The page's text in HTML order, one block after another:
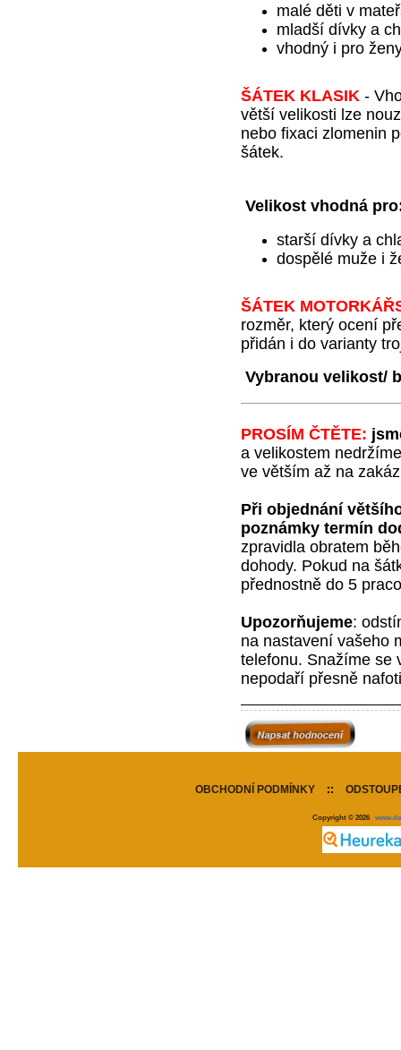
malé děti v
mladší dívky a
vhodný i pro
ŠÁTEK KLASIK -
větší velikosti lze
nebo fixaci zlomenin
šátek.
Velikost vhodná
starší dívky a
dospělé muže i
ŠÁTEK
rozměr, který ocení
přidán i do varianty
Vybranou velikost/
PROSÍM ČTĚTE:
a velikostem
ve větším až na
Při objednání
poznámky termín
zpravidla obratem
dohody. Pokud na
přednostně do 5
Upozorňujeme:
na nastavení vašeho
telefonu. Snažíme se
nepodaří přesně
OBCHODNÍ PODMÍNKY ::
Copyright © 2026